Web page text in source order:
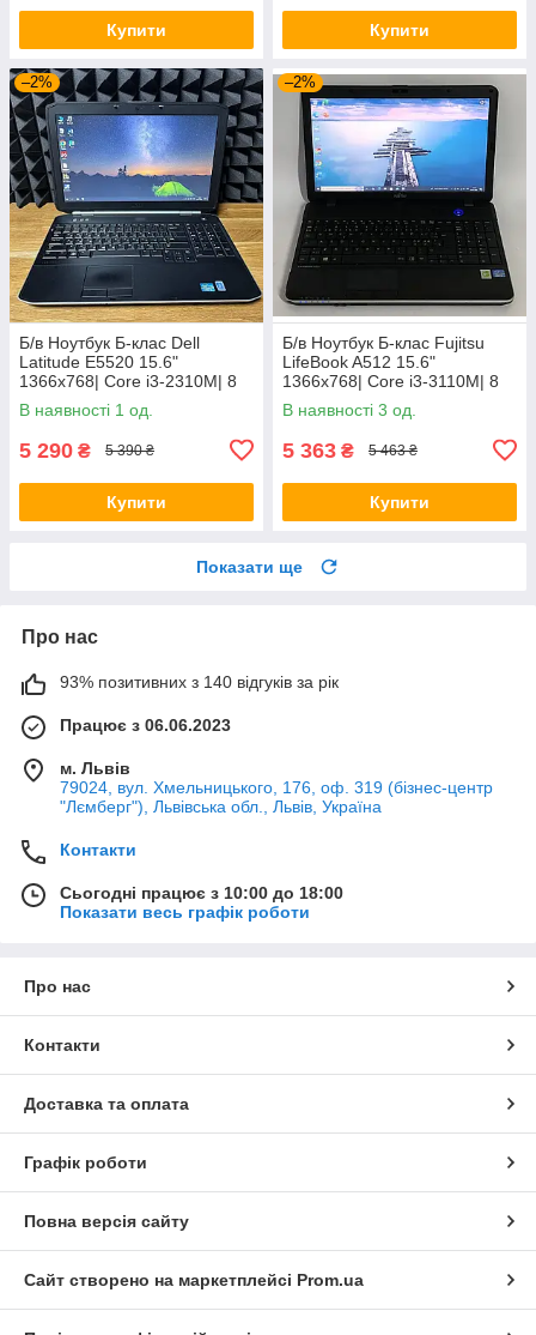
Купити Купити
–2%
Б/в Ноутбук Б-клас Dell
Latitude E5520 15.6"
1366x768| Core i3-2310M| 8
GB RAM| 128 GB SSD| HD
3000
В наявності 1 од.
5 290 ₴ 5 390 ₴
Купити
–2%
Б/в Ноутбук Б-клас Fujitsu
LifeBook A512 15.6"
1366x768| Core i3-3110M| 8
GB RAM| 320 GB HDD| HD
4000
В наявності 3 од.
5 363 ₴ 5 463 ₴
Купити
Показати ще
Про нас
93% позитивних з 140 відгуків за рік
Працює з 06.06.2023
м. Львів
79024, вул. Хмельницького, 176, оф. 319 (бізнес-центр
"Лємберг"), Львівська обл., Львів, Україна
Контакти
Сьогодні працює з 10:00 до 18:00
Показати весь графік роботи
Про нас
Контакти
Доставка та оплата
Графік роботи
Повна версія сайту
Сайт створено на маркетплейсі Prom.ua